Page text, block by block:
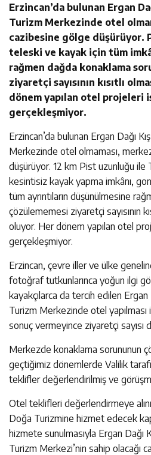
Erzincan’da bulunan Ergan
Turizm Merkezinde otel
cazibesine gölge düşürüyor.
teleski ve kayak için tüm
rağmen dağda konaklama
ziyaretçi sayısının kısıtlı
dönem yapılan otel projeleri
gerçekleşmiyor.
Erzincan’da bulunan Ergan Dağı
Merkezinde otel olmaması,
düşürüyor. 12 km Pist uzunluğu ile
kesintisiz kayak yapma imkânı,
tüm ayrıntıların düşünülmesine
çözülememesi ziyaretçi sayısının
oluyor. Her dönem yapılan otel
gerçekleşmiyor.
Erzincan, çevre iller ve ülke
fotoğraf tutkunlarınca yoğun ilgi
kayakçılarca da tercih edilen Ergan
Turizm Merkezinde otel yapılması
sonuç vermeyince ziyaretçi sayısı
Merkezde konaklama sorununun
geçtiğimiz dönemlerde Valilik
teklifler değerlendirilmiş ve
Otel teklifleri değerlendirmeye
Doğa Turizmine hizmet edecek
hizmete sunulmasıyla Ergan Dağı
Turizm Merkezi’nin sahip olacağı